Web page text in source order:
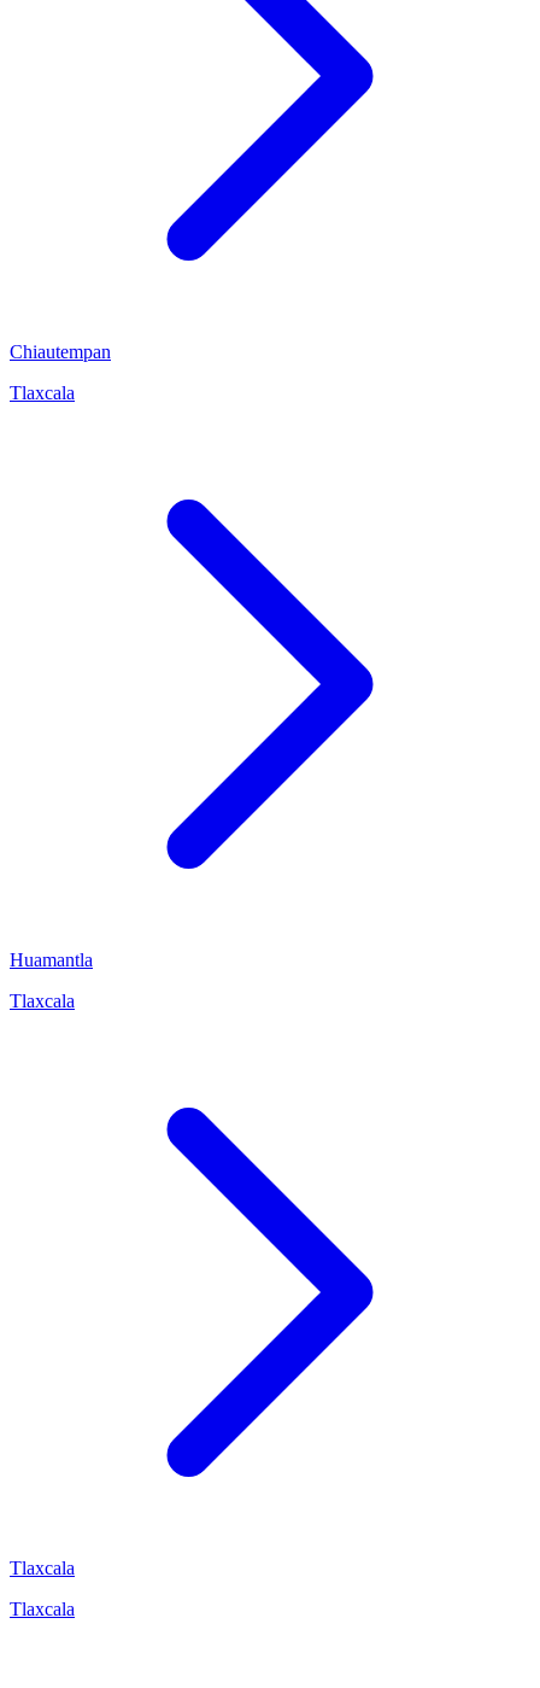
Chiautempan
Tlaxcala
Huamantla
Tlaxcala
Tlaxcala
Tlaxcala